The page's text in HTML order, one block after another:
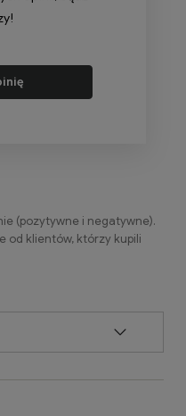
(pozytywne i negatywne).
od klientów, którzy kupili